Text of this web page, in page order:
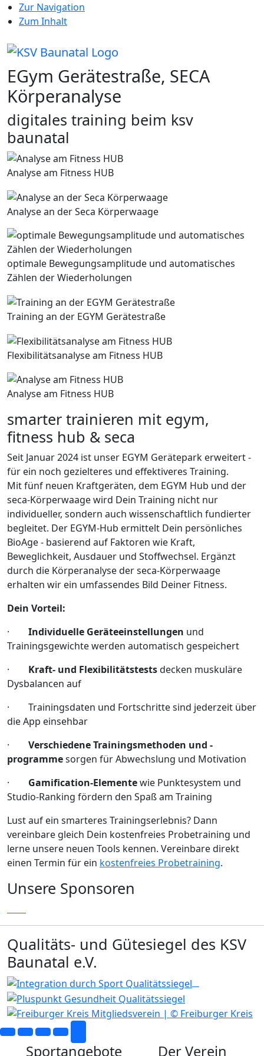
Zur Navigation
Zum Inhalt
EGym Gerätestraße, SECA
Körperanalyse
digitales training beim ksv
baunatal
Analyse am Fitness HUB
Analyse an der Seca Körperwaage
optimale Bewegungsamplitude und automatisches
Zählen der Wiederholungen
Training an der EGYM Gerätestraße
Flexibilitätsanalyse am Fitness HUB
Analyse am Fitness HUB
smarter trainieren mit egym,
fitness hub & seca
Seit Januar 2024 ist unser EGYM Gerätepark erweitert -
für ein noch gezielteres und effektiveres Training.
Mit fünf neuen Kraftgeräten, dem EGYM Hub und der
seca-Körperwaage wird Dein Training nicht nur
individueller, sondern auch wissenschaftlich fundierter
begleitet. Der EGYM-Hub ermittelt Dein persönliches
BioAge - basierend auf Faktoren wie Kraft,
Beweglichkeit, Ausdauer und Stoffwechsel. Ergänzt
durch die Körperanalyse der seca-Körperwaage
erhalten wir ein umfassendes Bild Deiner Fitness.
Dein Vorteil:
·
Individuelle Geräteeinstellungen und
Trainingsgewichte werden automatisch gespeichert
· Kraft- und Flexibilitätstestsdecken muskuläre
Dysbalancen auf
· Trainingsdaten und Fortschritte sind jederzeit über
die App einsehbar
· Verschiedene Trainingsmethoden und -
programmesorgen für Abwechslung und Motivation
· Gamification-Elementewie Punktesystem und
Studio-Ranking fördern den Spaß am Training
Lust auf ein smarteres Trainingserlebnis? Dann
vereinbare gleich Dein kostenfreies Probetraining und
lerne unsere neuen Tools kennen. Vereinbare direkt
einen Termin für ein kostenfreies Probetraining.
Unsere Sponsoren
Qualitäts- und Gütesiegel des KSV
Baunatal e.V.
Sportangebote Der Verein